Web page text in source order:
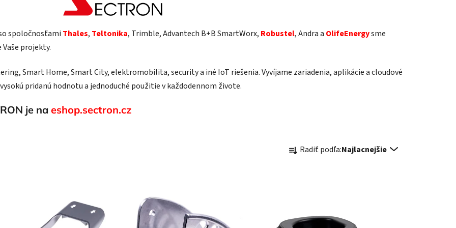
spoločnosťami Thales, Teltonika, Trimble, Advantech B+B SmartWorx, Robustel, Andra a OlifeEnergysme
projekty.
Smart Home, Smart City, elektromobilita, security a iné IoT riešenia. Vyvíjame zariadenia, aplikácie a cloudové
pridanú hodnotu a jednoduché použitie v každodennom živote.
je na eshop.sectron.cz
a
e
Radiť podľa:Najlacnejšie